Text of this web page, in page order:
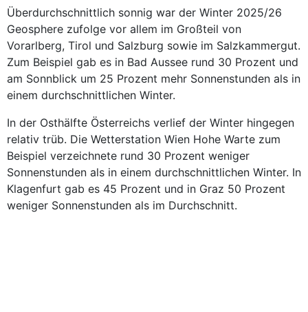
Überdurchschnittlich sonnig war der Winter 2025/26
Geosphere zufolge vor allem im Großteil von
Vorarlberg, Tirol und Salzburg sowie im Salzkammergut.
Zum Beispiel gab es in Bad Aussee rund 30 Prozent und
am Sonnblick um 25 Prozent mehr Sonnenstunden als in
einem durchschnittlichen Winter.
In der Osthälfte Österreichs verlief der Winter hingegen
relativ trüb. Die Wetterstation Wien Hohe Warte zum
Beispiel verzeichnete rund 30 Prozent weniger
Sonnenstunden als in einem durchschnittlichen Winter. In
Klagenfurt gab es 45 Prozent und in Graz 50 Prozent
weniger Sonnenstunden als im Durchschnitt.